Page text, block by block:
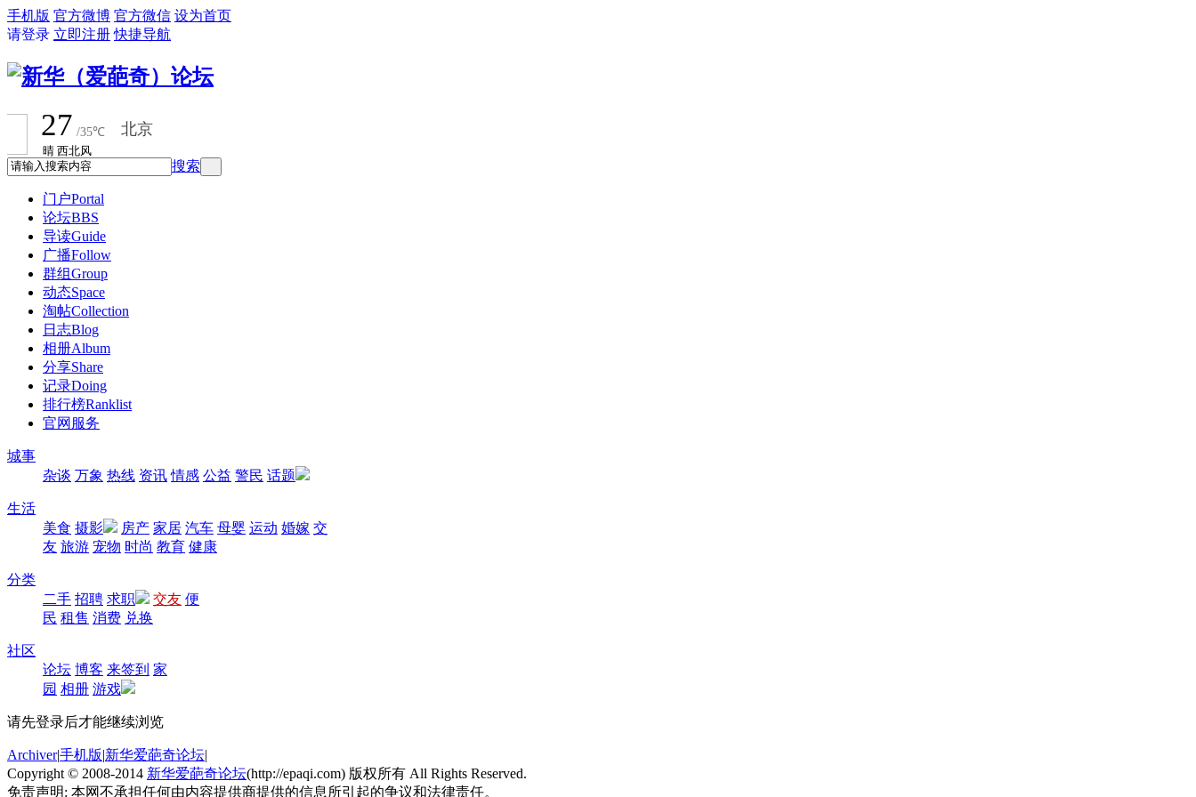
手机版 官方微博 官方微信 设为首页
请登录 立即注册 快捷导航
搜索
门户Portal
论坛BBS
导读Guide
广播Follow
群组Group
动态Space
淘帖Collection
日志Blog
相册Album
分享Share
记录Doing
排行榜Ranklist
官网服务
城事
杂谈 万象 热线 资讯 情感 公益 警民 话题
生活
美食 摄影 房产 家居 汽车 母婴 运动 婚嫁 交
友 旅游 宠物 时尚 教育 健康
分类
二手 招聘 求职 交友 便
民 租售 消费 兑换
社区
论坛 博客 来签到 家
园 相册 游戏
请先登录后才能继续浏览
Archiver|手机版|新华爱葩奇论坛|
Copyright © 2008-2014 新华爱葩奇论坛(http://epaqi.com) 版权所有 All Rights Reserved.
免责声明: 本网不承担任何由内容提供商提供的信息所引起的争议和法律责任。